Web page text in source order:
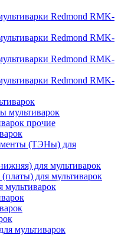
Redmond RMK-
Redmond RMK-
Redmond RMK-
Redmond RMK-
мультиварок
прочие
(ТЭНы) для
для мультиварок
для мультиварок
мультиварок
мультиварок